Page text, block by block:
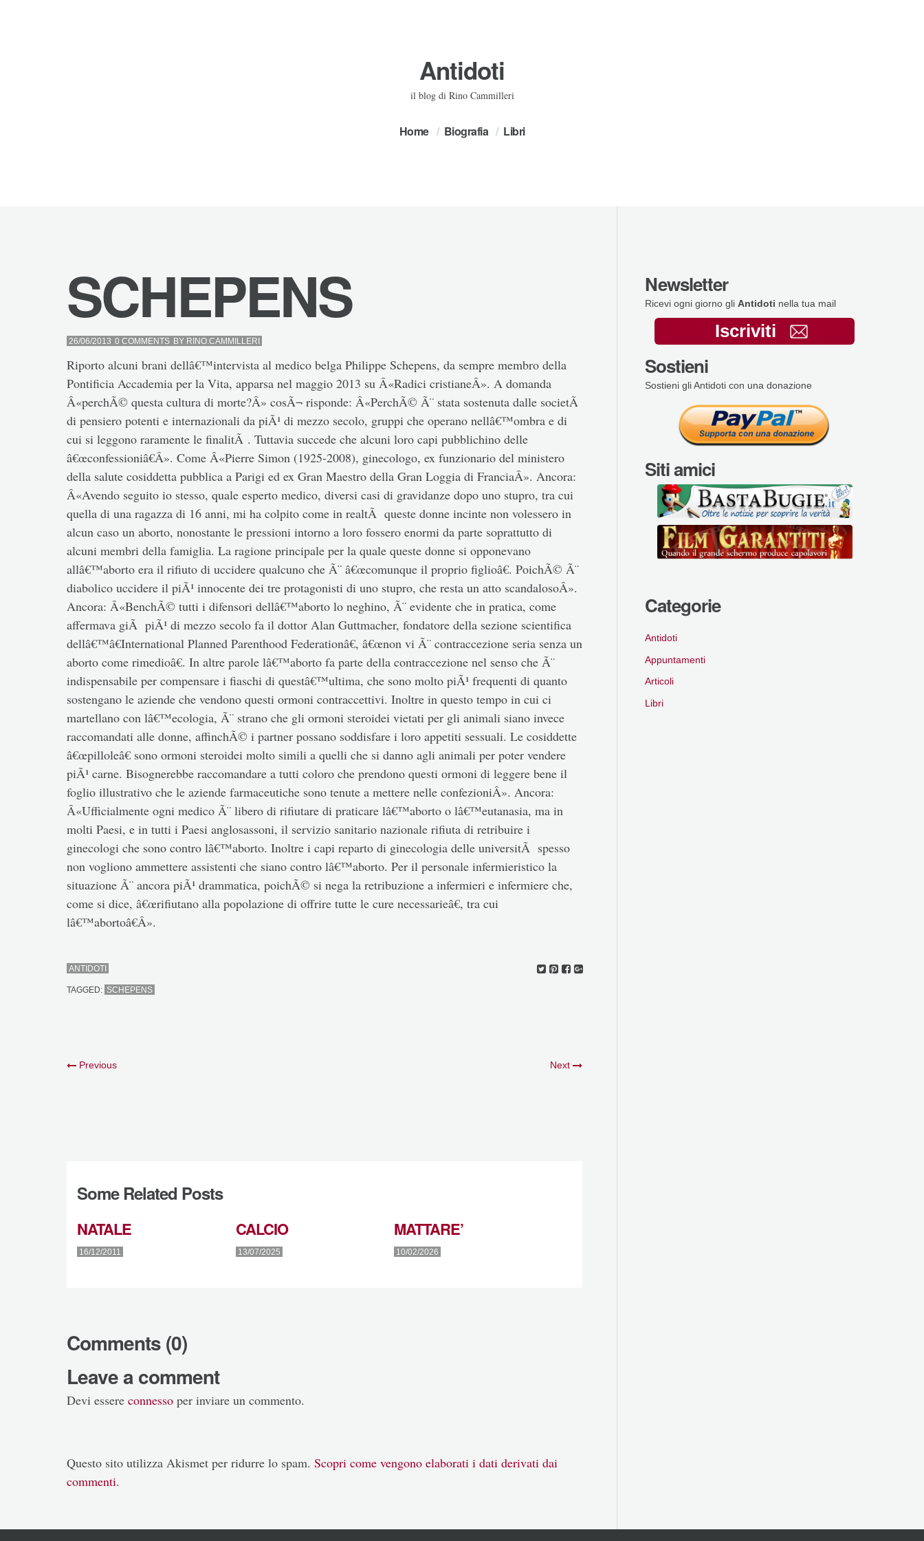
Antidoti
il blog di Rino Cammilleri
Home Biografia Libri
SCHEPENS
26/06/2013 0 COMMENTS BY RINO.CAMMILLERI
Riporto alcuni brani dellâ€™intervista al medico belga Philippe Schepens, da sempre membro della
Pontificia Accademia per la Vita, apparsa nel maggio 2013 su Â«Radici cristianeÂ». A domanda
Â«perchÃ© questa cultura di morte?Â» cosÃ¬ risponde: Â«PerchÃ© Ã¨ stata sostenuta dalle societÃ
di pensiero potenti e internazionali da piÃ¹ di mezzo secolo, gruppi che operano nellâ€™ombra e di
cui si leggono raramente le finalitÃ . Tuttavia succede che alcuni loro capi pubblichino delle
â€œconfessioniâ€Â». Come Â«Pierre Simon (1925-2008), ginecologo, ex funzionario del ministero
della salute cosiddetta pubblica a Parigi ed ex Gran Maestro della Gran Loggia di FranciaÂ». Ancora:
Â«Avendo seguito io stesso, quale esperto medico, diversi casi di gravidanze dopo uno stupro, tra cui
quella di una ragazza di 16 anni, mi ha colpito come in realtÃ queste donne incinte non volessero in
alcun caso un aborto, nonostante le pressioni intorno a loro fossero enormi da parte soprattutto di
alcuni membri della famiglia. La ragione principale per la quale queste donne si opponevano
allâ€™aborto era il rifiuto di uccidere qualcuno che Ã¨ â€œcomunque il proprio figlioâ€. PoichÃ© Ã¨
diabolico uccidere il piÃ¹ innocente dei tre protagonisti di uno stupro, che resta un atto scandalosoÂ».
Ancora: Â«BenchÃ© tutti i difensori dellâ€™aborto lo neghino, Ã¨ evidente che in pratica, come
affermava giÃ piÃ¹ di mezzo secolo fa il dottor Alan Guttmacher, fondatore della sezione scientifica
dellâ€™â€International Planned Parenthood Federationâ€, â€œnon vi Ã¨ contraccezione seria senza un
aborto come rimedioâ€. In altre parole lâ€™aborto fa parte della contraccezione nel senso che Ã¨
indispensabile per compensare i fiaschi di questâ€™ultima, che sono molto piÃ¹ frequenti di quanto
sostengano le aziende che vendono questi ormoni contraccettivi. Inoltre in questo tempo in cui ci
martellano con lâ€™ecologia, Ã¨ strano che gli ormoni steroidei vietati per gli animali siano invece
raccomandati alle donne, affinchÃ© i partner possano soddisfare i loro appetiti sessuali. Le cosiddette
â€œpilloleâ€ sono ormoni steroidei molto simili a quelli che si danno agli animali per poter vendere
piÃ¹ carne. Bisognerebbe raccomandare a tutti coloro che prendono questi ormoni di leggere bene il
foglio illustrativo che le aziende farmaceutiche sono tenute a mettere nelle confezioniÂ». Ancora:
Â«Ufficialmente ogni medico Ã¨ libero di rifiutare di praticare lâ€™aborto o lâ€™eutanasia, ma in
molti Paesi, e in tutti i Paesi anglosassoni, il servizio sanitario nazionale rifiuta di retribuire i
ginecologi che sono contro lâ€™aborto. Inoltre i capi reparto di ginecologia delle universitÃ spesso
non vogliono ammettere assistenti che siano contro lâ€™aborto. Per il personale infermieristico la
situazione Ã¨ ancora piÃ¹ drammatica, poichÃ© si nega la retribuzione a infermieri e infermiere che,
come si dice, â€œrifiutano alla popolazione di offrire tutte le cure necessarieâ€, tra cui
lâ€™abortoâ€Â».
ANTIDOTI
TAGGED: SCHEPENS
Previous Next
Some Related Posts
NATALE
16/12/2011
CALCIO
13/07/2025
MATTARE’
10/02/2026
Comments (0)
Leave a comment
Devi essere connesso per inviare un commento.
Questo sito utilizza Akismet per ridurre lo spam. Scopri come vengono elaborati i dati derivati dai
commenti.
Newsletter
Ricevi ogni giorno gli Antidoti nella tua mail
Iscriviti
Sostieni
Sostieni gli Antidoti con una donazione
Siti amici
Categorie
Antidoti
Appuntamenti
Articoli
Libri